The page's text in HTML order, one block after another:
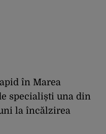
în Marea
specialiști una din
la încălzirea